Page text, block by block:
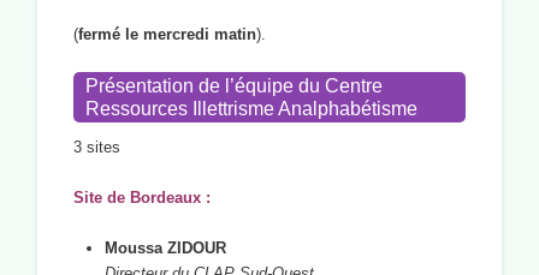
(fermé le mercredi matin).
Présentation de l’équipe du Centre
Ressources Illettrisme Analphabétisme
3 sites
Site de Bordeaux :
Moussa ZIDOUR